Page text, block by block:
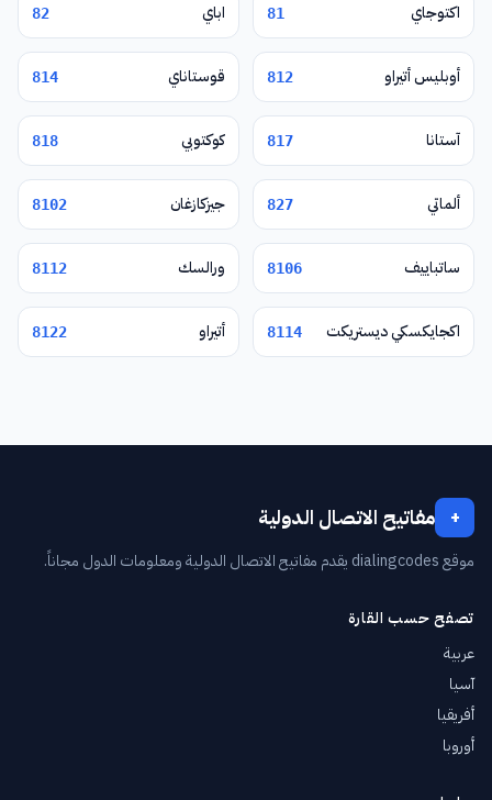
اكتوجاي 81 اباي 82
أوبليس أتيراو 812 قوستاناي 814
آستانا 817 كوكتوبي 818
ألماتي 827 جيزكازغان 8102
ساتباييف 8106 ورالسك 8112
اكجايكسكي ديستريكت 8114 أتيراو 8122
+ مفاتيح الاتصال الدولية
موقع dialingcodes يقدم مفاتيح الاتصال الدولية ومعلومات الدول مجاناً.
تصفح حسب القارة
عربية
آسيا
أفريقيا
أوروبا